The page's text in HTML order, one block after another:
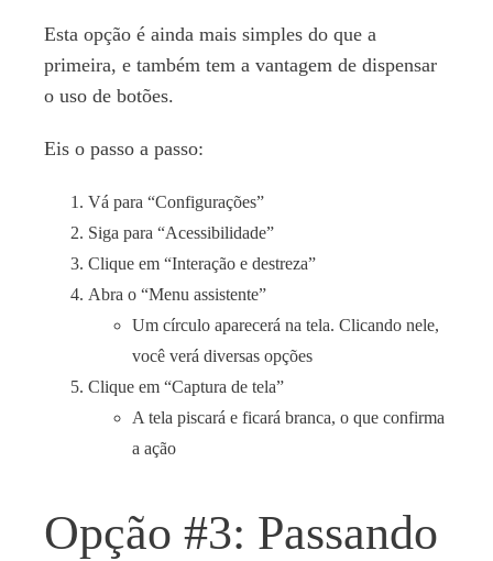
Esta opção é ainda mais simples do que a
primeira, e também tem a vantagem de dispensar
o uso de botões.
Eis o passo a passo:
Vá para “Configurações”
Siga para “Acessibilidade”
Clique em “Interação e destreza”
Abra o “Menu assistente”
Um círculo aparecerá na tela. Clicando nele,
você verá diversas opções
Clique em “Captura de tela”
A tela piscará e ficará branca, o que confirma
a ação
Opção #3: Passando